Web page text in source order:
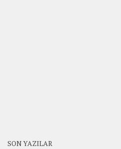
SON YAZILAR